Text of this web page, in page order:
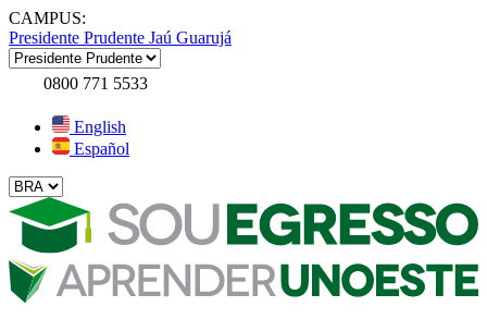
CAMPUS:
Presidente Prudente Jaú Guarujá
0800 771 5533
English
Español